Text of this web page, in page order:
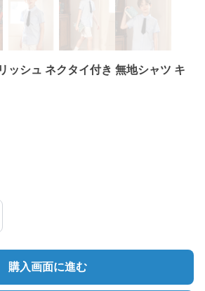
ッシュ ネクタイ付き 無地シャツ キ
購入画面に進む